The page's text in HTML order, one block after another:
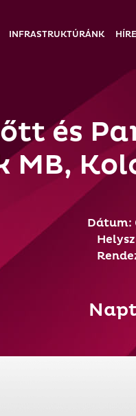
INFRASTRUKTÚRÁNK
és
MB,
Dátum: